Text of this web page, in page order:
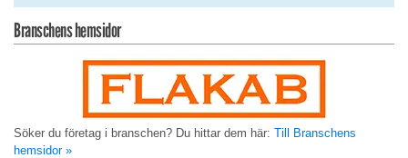
Branschens hemsidor
Söker du företag i branschen? Du hittar dem här: Till Branschens
hemsidor »